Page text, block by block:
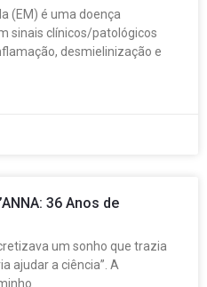
(EM) é uma doença
sinais clínicos/patológicos
desmielinização e
36 Anos de
um sonho que trazia
ajudar a ciência”. A